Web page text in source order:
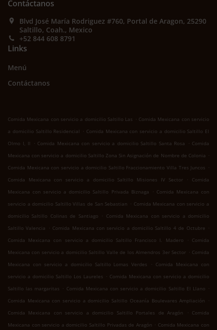
Contáctanos
Blvd José María Rodriguez #760, Portal de Aragon, 25290
Saltillo, Coah., Mexico
+52 844 608 8791
Links
Menú
Contáctanos
Comida Mexicana con servicio a domicilio Saltillo Las . Comida Mexicana con servicio
a domicilio Saltillo Residencial . Comida Mexicana con servicio a domicilio Saltillo El
Olmo I, II
. Comida Mexicana con servicio a domicilio Saltillo Santa Rosa . Comida
Mexicana con servicio a domicilio Saltillo Zona Sin Asignación de Nombre de Colonia .
Comida Mexicana con servicio a domicilio Saltillo Fraccionamiento Villa Tres Juncos .
Comida Mexicana con servicio a domicilio Saltillo Misiones IV Sector
.
Comida
Mexicana con servicio a domicilio Saltillo Privada Biznaga
. Comida Mexicana con
servicio a domicilio Saltillo Villas de San Sebastian . Comida Mexicana con servicio a
domicilio Saltillo Colinas de Santiago
. Comida Mexicana con servicio a domicilio
Saltillo Valencia
. Comida Mexicana con servicio a domicilio Saltillo 4 de Octubre .
Comida Mexicana con servicio a domicilio Saltillo Francisco I. Madero
. Comida
Mexicana con servicio a domicilio Saltillo Valle de los Almendros 3er Sector . Comida
Mexicana con servicio a domicilio Saltillo Lomas Verdes
. Comida Mexicana con
servicio a domicilio Saltillo Los Laureles . Comida Mexicana con servicio a domicilio
Saltillo las margaritas . Comida Mexicana con servicio a domicilio Saltillo El Llano .
Comida Mexicana con servicio a domicilio Saltillo Oceanía Boulevares Ampliación
.
Comida Mexicana con servicio a domicilio Saltillo Portales de Aragón
. Comida
Mexicana con servicio a domicilio Saltillo Privadas de Aragón . Comida Mexicana con